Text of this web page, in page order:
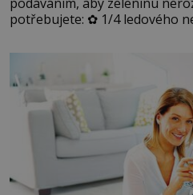
potřebujete: ✿ 1/4 ledového
okurky ✿ 2 rajčata Zálivka: ✿
lžíci citronové šťávy ✿ ½